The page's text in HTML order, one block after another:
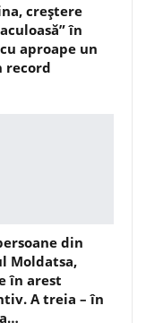
creștere
în
aproape un
record
din
Moldatsa,
în arest
A treia – în